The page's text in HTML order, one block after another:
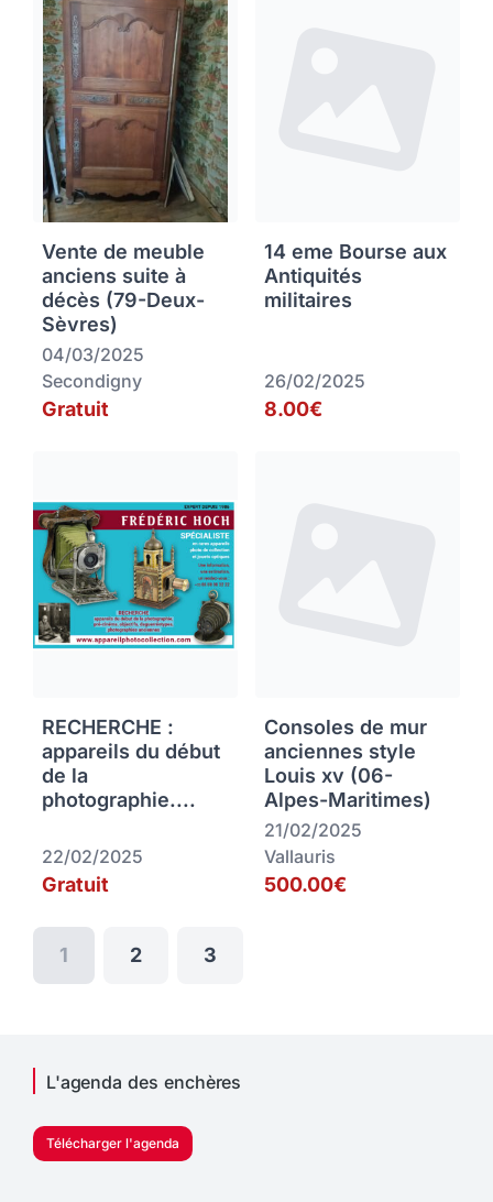
Vente de meuble
anciens suite à
décès (79-Deux-
Sèvres)
04/03/2025
Secondigny
Gratuit
14 eme Bourse aux
Antiquités
militaires
26/02/2025
8.00€
RECHERCHE :
appareils du début
de la
photographie....
22/02/2025
Gratuit
Consoles de mur
anciennes style
Louis xv (06-
Alpes-Maritimes)
21/02/2025
Vallauris
500.00€
1 2 3
L'agenda des enchères
Télécharger l'agenda